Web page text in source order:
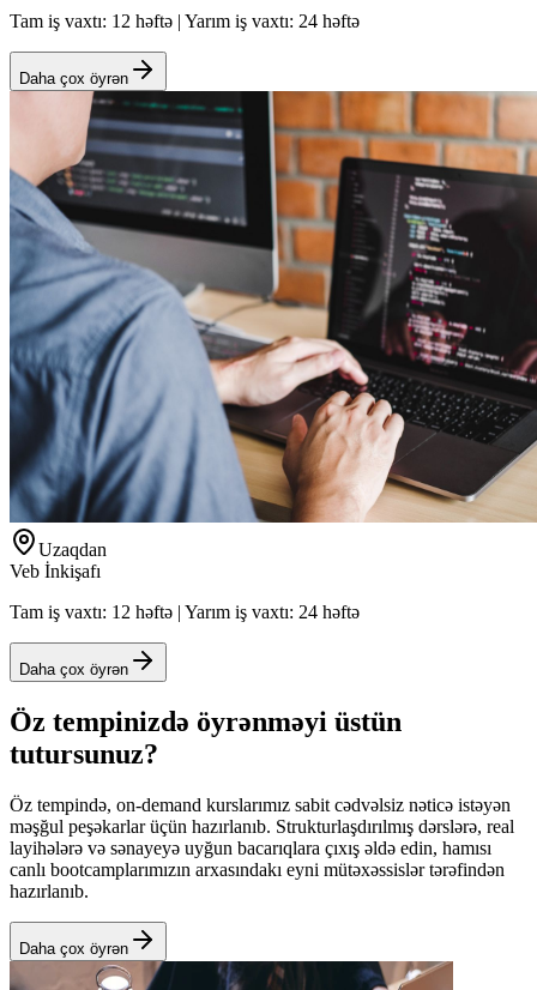
Tam iş vaxtı: 12 həftə | Yarım iş vaxtı: 24 həftə
Daha çox öyrən
Uzaqdan
Veb İnkişafı
Tam iş vaxtı: 12 həftə | Yarım iş vaxtı: 24 həftə
Daha çox öyrən
Öz tempinizdə öyrənməyi üstün
tutursunuz?
Öz tempində, on-demand kurslarımız sabit cədvəlsiz nəticə istəyən
məşğul peşəkarlar üçün hazırlanıb. Strukturlaşdırılmış dərslərə, real
layihələrə və sənayeyə uyğun bacarıqlara çıxış əldə edin, hamısı
canlı bootcamplarımızın arxasındakı eyni mütəxəssislər tərəfindən
hazırlanıb.
Daha çox öyrən